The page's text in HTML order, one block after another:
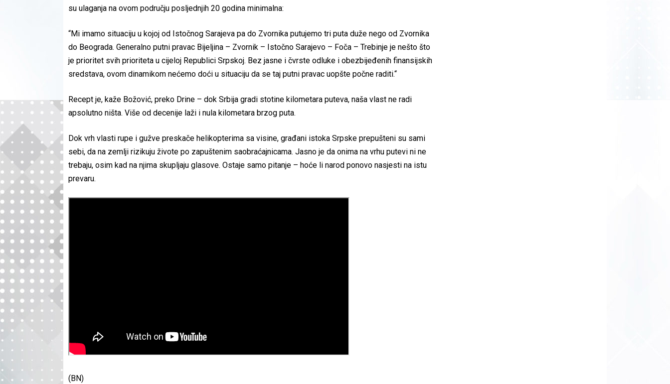
su ulaganja na ovom području posljednjih 20 godina minimalna:
​“Mi imamo situaciju u kojoj od Istočnog Sarajeva pa do Zvornika putujemo tri puta duže nego od Zvornika
do Beograda. Generalno putni pravac Bijeljina – Zvornik – Istočno Sarajevo – Foča – Trebinje je nešto što
je prioritet svih prioriteta u cijeloj Republici Srpskoj. Bez jasne i čvrste odluke i obezbijeđenih finansijskih
sredstava, ovom dinamikom nećemo doći u situaciju da se taj putni pravac uopšte počne raditi.“
​Recept je, kaže Božović, preko Drine – dok Srbija gradi stotine kilometara puteva, naša vlast ne radi
apsolutno ništa. Više od decenije laži i nula kilometara brzog puta.
Dok vrh vlasti rupe i gužve preskače helikopterima sa visine, građani istoka Srpske prepušteni su sami
sebi, da na zemlji rizikuju živote po zapuštenim saobraćajnicama. Jasno je da onima na vrhu putevi ni ne
trebaju, osim kad na njima skupljaju glasove. Ostaje samo pitanje – hoće li narod ponovo nasjesti na istu
prevaru.
(BN)